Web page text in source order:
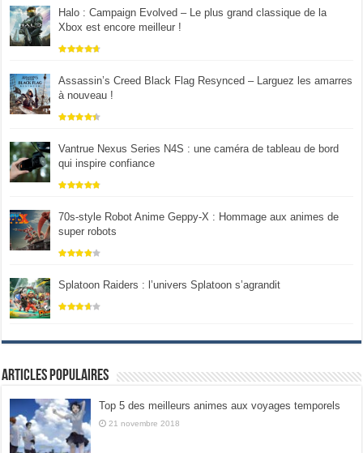
Halo : Campaign Evolved – Le plus grand classique de la
Xbox est encore meilleur !
Assassin’s Creed Black Flag Resynced – Larguez les amarres
à nouveau !
Vantrue Nexus Series N4S : une caméra de tableau de bord
qui inspire confiance
70s-style Robot Anime Geppy-X : Hommage aux animes de
super robots
Splatoon Raiders : l’univers Splatoon s’agrandit
Articles populaires
Top 5 des meilleurs animes aux voyages temporels
21 novembre 2018